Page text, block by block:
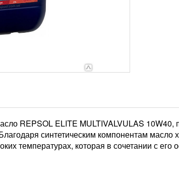
REPSOL ELITE MULTIVALVULAS
синтетическим компонентам масло
температурах, которая в сочетании с